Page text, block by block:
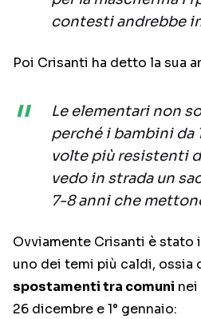
contesti andrebbe
Poi Crisanti ha detto la sua
Le elementari non
perché i bambini da
volte più resistenti
vedo in strada un
7-8 anni che
Ovviamente Crisanti è stato
uno dei temi più caldi, ossia
spostamenti tra comuni
26 dicembre e 1° gennaio: